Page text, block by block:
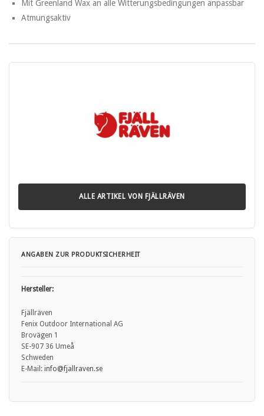
Mit Greenland Wax an alle Witterungsbedingungen anpassbar
Atmungsaktiv
ALLE ARTIKEL VON FJÄLLRÄVEN
ANGABEN ZUR PRODUKTSICHERHEIT
Hersteller:
Fjällräven
Fenix Outdoor International AG
Brovägen 1
SE-907 36 Umeå
Schweden
E-Mail: info@fjallraven.se